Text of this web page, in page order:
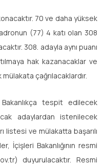
70 ve daha yüksek
(77) 4 katı olan 308
308. adayla aynı puanı
hak kazanacaklar ve
mülakata çağrılacaklardır.
Bakanlıkça tespit edilecek
adaylardan istenilecek
listesi ve mülakatta başarılı
İçişleri Bakanlığının resmi
duyurulacaktır. Resmi